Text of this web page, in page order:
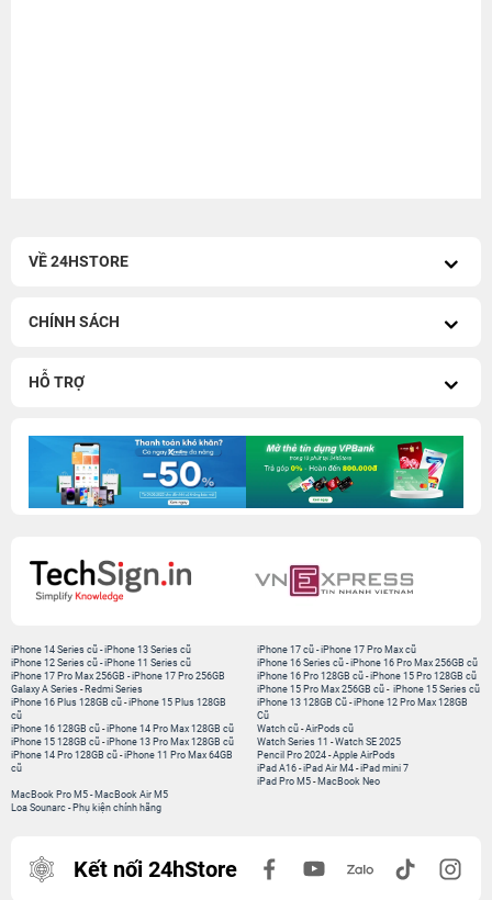
VỀ 24HSTORE
CHÍNH SÁCH
HỖ TRỢ
iPhone 14 Series cũ -iPhone 13 Series cũ
iPhone 12 Series cũ -iPhone 11 Series cũ
iPhone 17 Pro Max 256GB -iPhone 17 Pro 256GB
Galaxy A Series - Redmi Series
iPhone 17 cũ -iPhone 17 Pro Max cũ
iPhone 16 Series cũ - iPhone 16 Pro Max 256GB cũ
iPhone 16 Pro 128GB cũ -iPhone 15 Pro 128GB cũ
iPhone 15 Pro Max 256GB cũ - iPhone 15 Series cũ
iPhone 16 Plus 128GB cũ -iPhone 15 Plus 128GB
cũ
iPhone 16 128GB cũ -iPhone 14 Pro Max 128GB cũ
iPhone 15 128GB cũ -iPhone 13 Pro Max 128GB cũ
iPhone 14 Pro 128GB cũ -iPhone 11 Pro Max 64GB
cũ
iPhone 13 128GB Cũ -iPhone 12 Pro Max 128GB
Cũ
Watch cũ -AirPods cũ
Watch Series 11 -Watch SE 2025
Pencil Pro 2024 -Apple AirPods
iPad A16 -iPad Air M4 -iPad mini 7
iPad Pro M5 - MacBook Neo
MacBook Pro M5 - MacBook Air M5
Loa Sounarc - Phụ kiện chính hãng
Kết nối 24hStore